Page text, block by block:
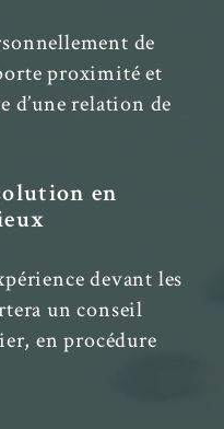
de
proximité et
d’une relation de
en
devant les
un conseil
en procédure